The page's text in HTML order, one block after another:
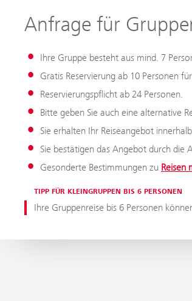
Anfrage für
Ihre Gruppe besteht aus mind. 7
Gratis Reservierung ab 10 Personen
Reservierungspflicht ab 24 Personen.
Bitte geben Sie auch eine alternative
Sie erhalten Ihr Reiseangebot
Sie bestätigen das Angebot durch die
Gesonderte Bestimmungen zu Reisen
TIPP FÜR KLEINGRUPPEN BIS 6 PERSONEN
Ihre Gruppenreise bis 6 Personen